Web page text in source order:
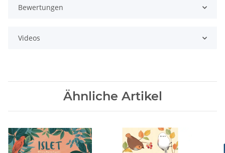
Bewertungen
Videos
Ähnliche Artikel